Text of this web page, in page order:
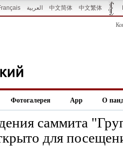
العربية 中文简体 中文繁体
Фотогалерея App О
саммита
для